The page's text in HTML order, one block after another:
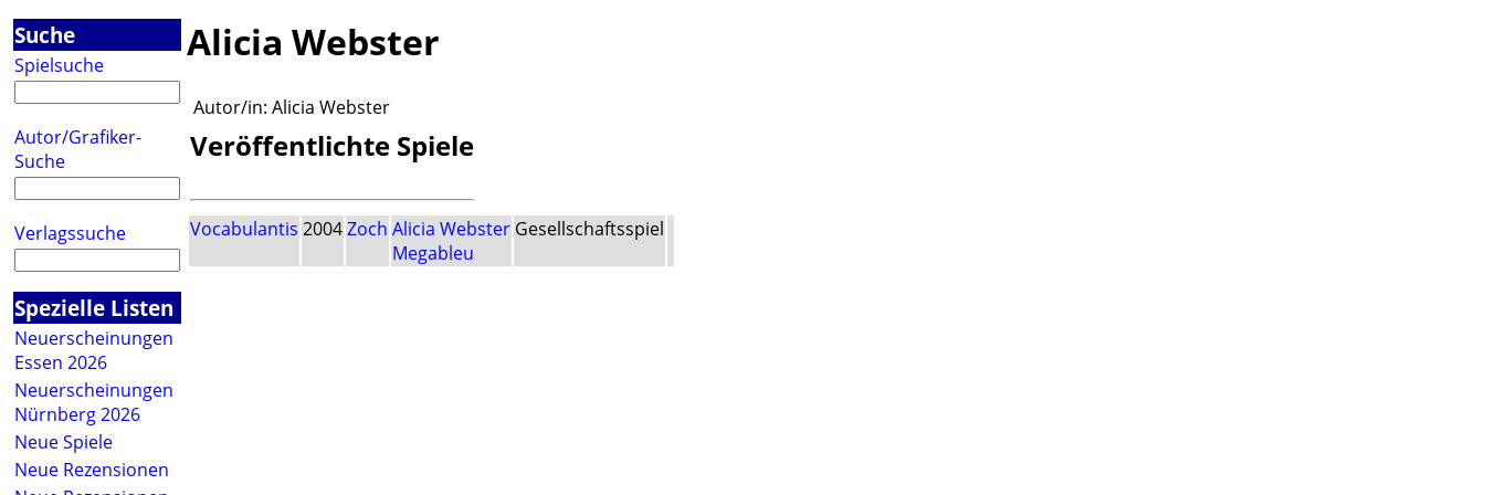
Suche
Spielsuche
Autor/Grafiker-
Suche
Verlagssuche
Spezielle Listen
Neuerscheinungen
Essen 2026
Neuerscheinungen
Nürnberg 2026
Neue Spiele
Neue Rezensionen
Alicia Webster
Autor/in: Alicia Webster
Veröffentlichte Spiele
Vocabulantis 2004Zoch Alicia Webster
Megableu
Gesellschaftsspiel